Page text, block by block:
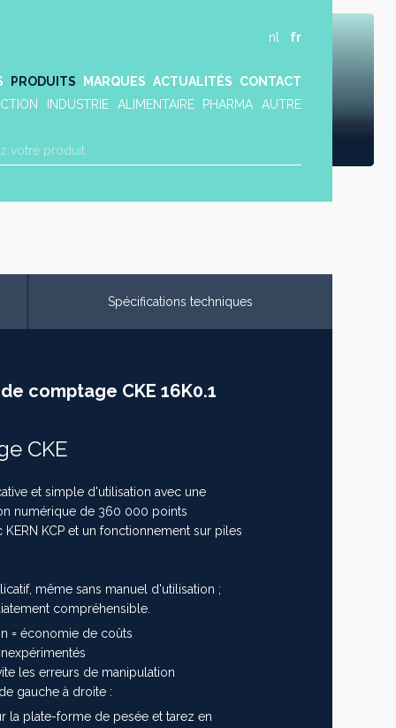
nl fr
PRODUITS MARQUES ACTUALITÉS
CONTACT
INDUSTRIE ALIMENTAIRE PHARMA AUTRE
Spécifications techniques
comptage CKE 16K0.1
CKE
et simple d'utilisation avec une
numérique de 360 000 points
KCP et un fonctionnement sur piles
même sans manuel d'utilisation ;
compréhensible.
= économie de coûts
les erreurs de manipulation
gauche à droite :
la plate-forme de pesée et tarez en